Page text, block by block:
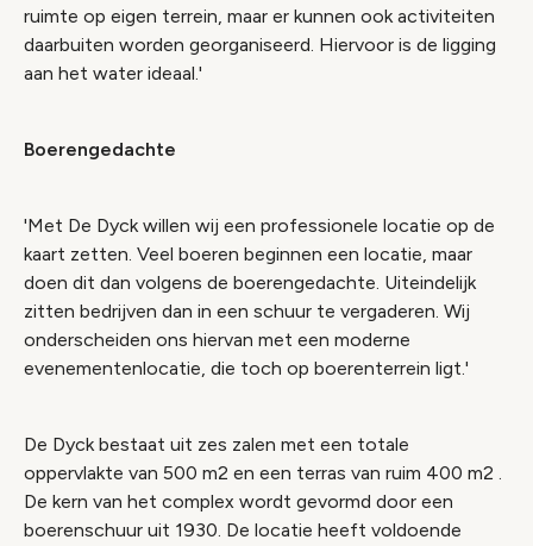
ruimte op eigen terrein, maar er kunnen ook activiteiten
daarbuiten worden georganiseerd. Hiervoor is de ligging
aan het water ideaal.'
Boerengedachte
'Met De Dyck willen wij een professionele locatie op de
kaart zetten. Veel boeren beginnen een locatie, maar
doen dit dan volgens de boerengedachte. Uiteindelijk
zitten bedrijven dan in een schuur te vergaderen. Wij
onderscheiden ons hiervan met een moderne
evenementenlocatie, die toch op boerenterrein ligt.'
De Dyck bestaat uit zes zalen met een totale
oppervlakte van 500 m2 en een terras van ruim 400 m2 .
De kern van het complex wordt gevormd door een
boerenschuur uit 1930. De locatie heeft voldoende